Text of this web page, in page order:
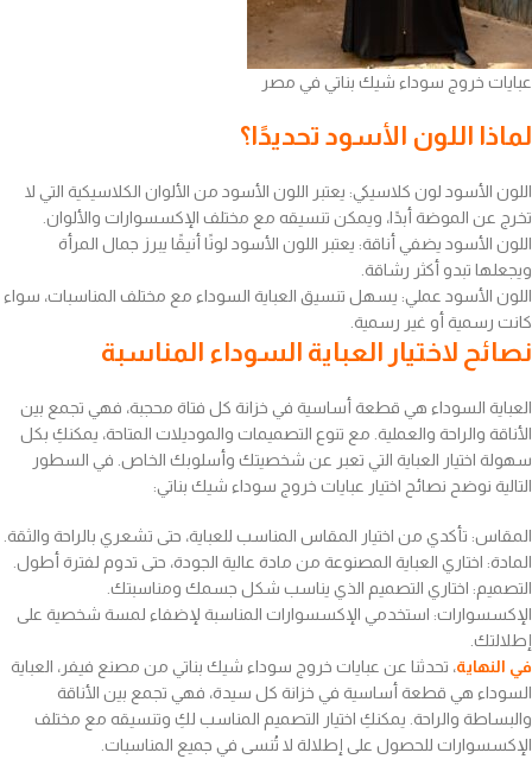
عبايات خروج سوداء شيك بناتي في مصر
لماذا اللون الأسود تحديدًا؟
اللون الأسود لون كلاسيكي: يعتبر اللون الأسود من الألوان الكلاسيكية التي لا
تخرج عن الموضة أبدًا، ويمكن تنسيقه مع مختلف الإكسسوارات والألوان.
اللون الأسود يضفي أناقة: يعتبر اللون الأسود لونًا أنيقًا يبرز جمال المرأة
ويجعلها تبدو أكثر رشاقة.
اللون الأسود عملي: يسهل تنسيق العباية السوداء مع مختلف المناسبات، سواء
كانت رسمية أو غير رسمية.
نصائح لاختيار العباية السوداء المناسبة
العباية السوداء هي قطعة أساسية في خزانة كل فتاة محجبة، فهي تجمع بين
الأناقة والراحة والعملية. مع تنوع التصميمات والموديلات المتاحة، يمكنكِ بكل
سهولة اختيار العباية التي تعبر عن شخصيتك وأسلوبك الخاص. في السطور
التالية نوضح نصائح اختيار عبايات خروج سوداء شيك بناتي:
المقاس: تأكدي من اختيار المقاس المناسب للعباية، حتى تشعري بالراحة والثقة.
المادة: اختاري العباية المصنوعة من مادة عالية الجودة، حتى تدوم لفترة أطول.
التصميم: اختاري التصميم الذي يناسب شكل جسمك ومناسبتك.
الإكسسوارات: استخدمي الإكسسوارات المناسبة لإضفاء لمسة شخصية على
إطلالتك.
في النهاية، تحدثنا عن عبايات خروج سوداء شيك بناتي من مصنع فيفر، العباية
السوداء هي قطعة أساسية في خزانة كل سيدة، فهي تجمع بين الأناقة
والبساطة والراحة. يمكنكِ اختيار التصميم المناسب لكِ وتنسيقه مع مختلف
الإكسسوارات للحصول على إطلالة لا تُنسى في جميع المناسبات.